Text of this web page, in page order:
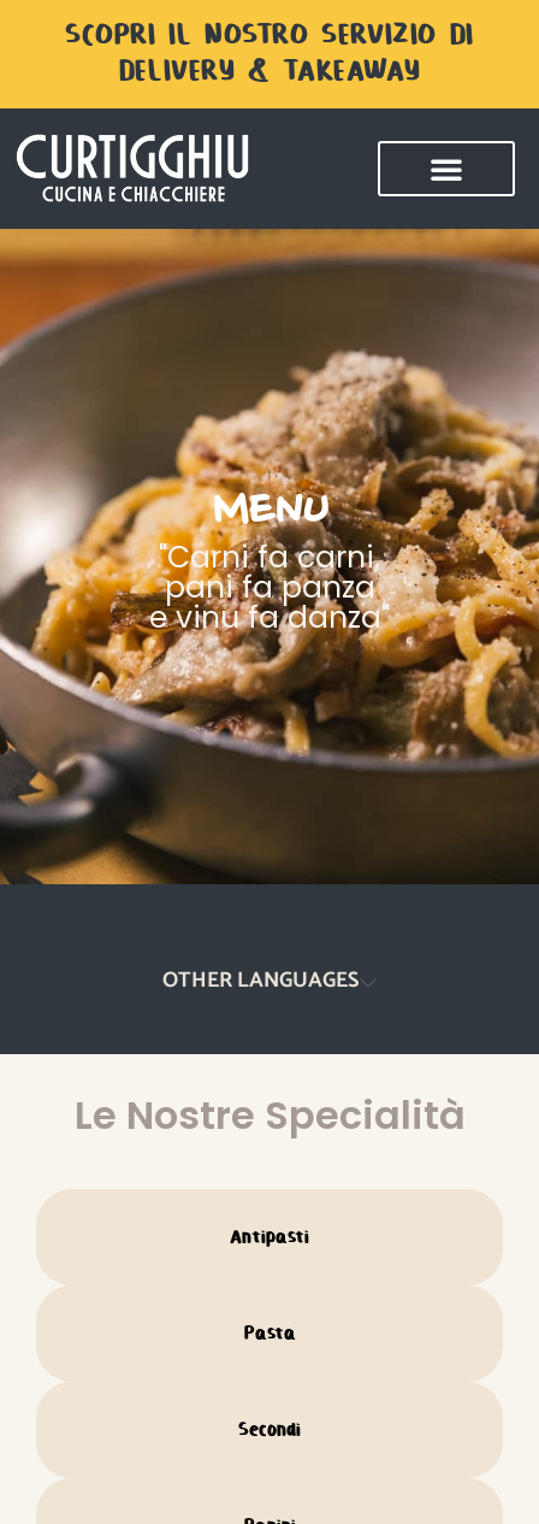
SCOPRI IL NOSTRO SERVIZIO DI
DELIVERY & TAKEAWAY
MENU
"Carni fa carni,
pani fa panza
e vinu fa danza"
OTHER LANGUAGES
Le Nostre Specialità
Antipasti
Pasta
Secondi